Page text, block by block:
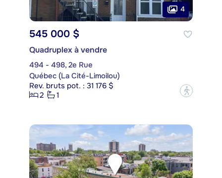
4
545 000 $
Quadruplex à vendre
494 - 498, 2e Rue
Québec (La Cité-Limoilou)
Rev. bruts pot. : 31 176 $
2
1 ?